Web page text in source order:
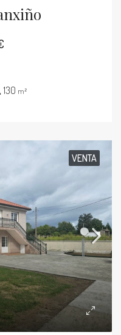
130 m²
VENTA